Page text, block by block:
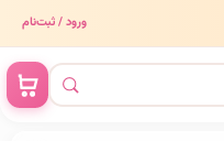
ورود / ثبت‌نام